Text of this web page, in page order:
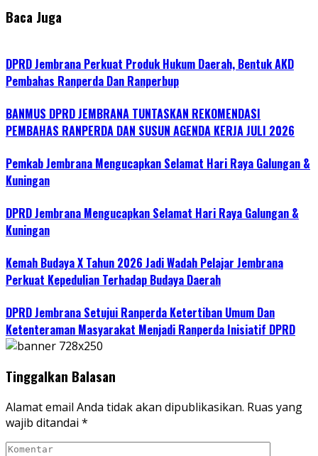
Baca Juga
DPRD Jembrana Perkuat Produk Hukum Daerah, Bentuk AKD
Pembahas Ranperda Dan Ranperbup
BANMUS DPRD JEMBRANA TUNTASKAN REKOMENDASI
PEMBAHAS RANPERDA DAN SUSUN AGENDA KERJA JULI 2026
Pemkab Jembrana Mengucapkan Selamat Hari Raya Galungan &
Kuningan
DPRD Jembrana Mengucapkan Selamat Hari Raya Galungan &
Kuningan
Kemah Budaya X Tahun 2026 Jadi Wadah Pelajar Jembrana
Perkuat Kepedulian Terhadap Budaya Daerah
DPRD Jembrana Setujui Ranperda Ketertiban Umum Dan
Ketenteraman Masyarakat Menjadi Ranperda Inisiatif DPRD
Tinggalkan Balasan
Alamat email Anda tidak akan dipublikasikan. Ruas yang
wajib ditandai *